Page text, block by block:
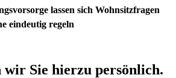
lassen sich Wohnsitzfragen
eindeutig regeln
wir Sie hierzu persönlich.